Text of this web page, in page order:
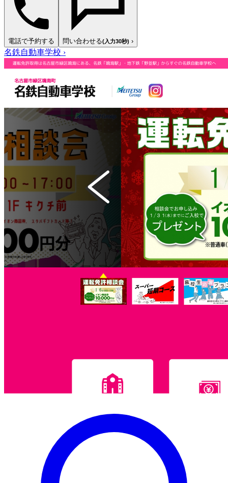
電話で予約する 問い合わせる(入力30秒) ›
名鉄自動車学校 ›